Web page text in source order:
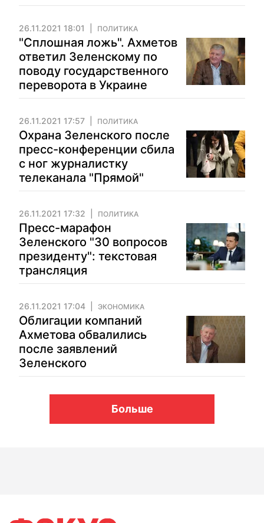
26.11.2021 18:01 ПОЛИТИКА
"Сплошная ложь". Ахметов
ответил Зеленскому по
поводу государственного
переворота в Украине
26.11.2021 17:57 ПОЛИТИКА
Охрана Зеленского после
пресс-конференции сбила
с ног журналистку
телеканала "Прямой"
26.11.2021 17:32 ПОЛИТИКА
Пресс-марафон
Зеленского "30 вопросов
президенту": текстовая
трансляция
26.11.2021 17:04 ЭКОНОМИКА
Облигации компаний
Ахметова обвалились
после заявлений
Зеленского
Больше